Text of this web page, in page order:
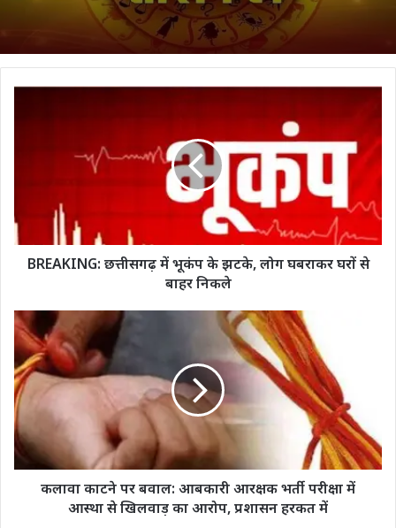
BREAKING:
घबराकर
घरों
BREAKING: छत्तीसगढ़ में भूकंप के झटके, लोग घबराकर घरों से
बाहर निकले
कलावा
काटने
पर
बवाल:
आबकारी
आरक्षक
भर्ती
परीक्षा
में
कलावा काटने पर बवाल: आबकारी आरक्षक भर्ती परीक्षा में
आस्था से खिलवाड़ का आरोप, प्रशासन हरकत में